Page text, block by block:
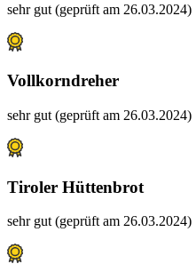
sehr gut (geprüft am 26.03.2024)
Vollkorndreher
sehr gut (geprüft am 26.03.2024)
Tiroler Hüttenbrot
sehr gut (geprüft am 26.03.2024)